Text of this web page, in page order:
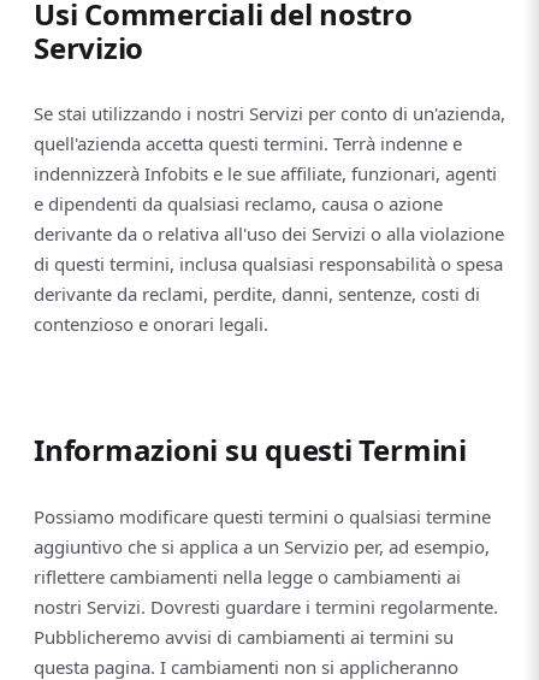
Usi Commerciali del nostro
Servizio
Se stai utilizzando i nostri Servizi per conto di un'azienda,
quell'azienda accetta questi termini. Terrà indenne e
indennizzerà Infobits e le sue affiliate, funzionari, agenti
e dipendenti da qualsiasi reclamo, causa o azione
derivante da o relativa all'uso dei Servizi o alla violazione
di questi termini, inclusa qualsiasi responsabilità o spesa
derivante da reclami, perdite, danni, sentenze, costi di
contenzioso e onorari legali.
Informazioni su questi Termini
Possiamo modificare questi termini o qualsiasi termine
aggiuntivo che si applica a un Servizio per, ad esempio,
riflettere cambiamenti nella legge o cambiamenti ai
nostri Servizi. Dovresti guardare i termini regolarmente.
Pubblicheremo avvisi di cambiamenti ai termini su
questa pagina. I cambiamenti non si applicheranno